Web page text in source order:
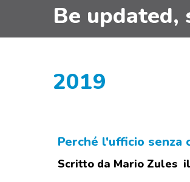
Be updated,
2019
Perché l'ufficio
Scritto da Mario Zules